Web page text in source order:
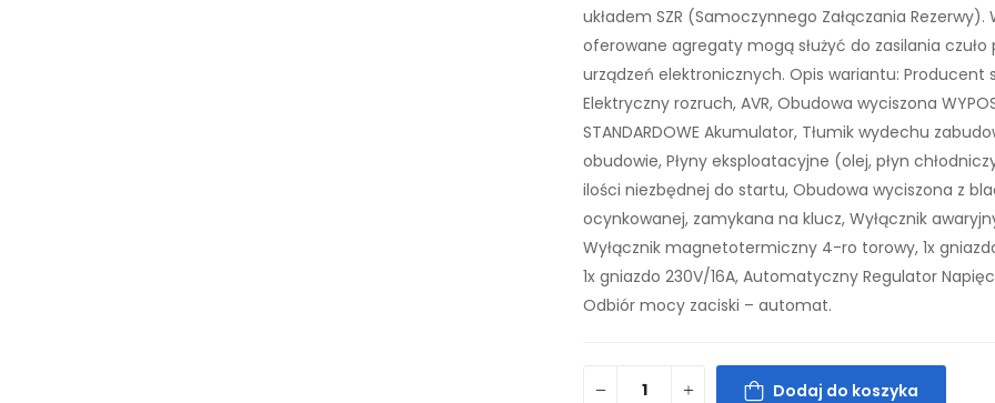
układem SZR (Samoczynnego Załączania Rezerwy).
oferowane agregaty mogą służyć do zasilania czuło
urządzeń elektronicznych. Opis wariantu: Producent
Elektryczny rozruch, AVR, Obudowa wyciszona
STANDARDOWE Akumulator, Tłumik wydechu
obudowie, Płyny eksploatacyjne (olej, płyn
ilości niezbędnej do startu, Obudowa wyciszona z
ocynkowanej, zamykana na klucz, Wyłącznik
Wyłącznik magnetotermiczny 4-ro torowy, 1x
1x gniazdo 230V/16A, Automatyczny Regulator
Odbiór mocy zaciski – automat.
Dodaj do koszyka